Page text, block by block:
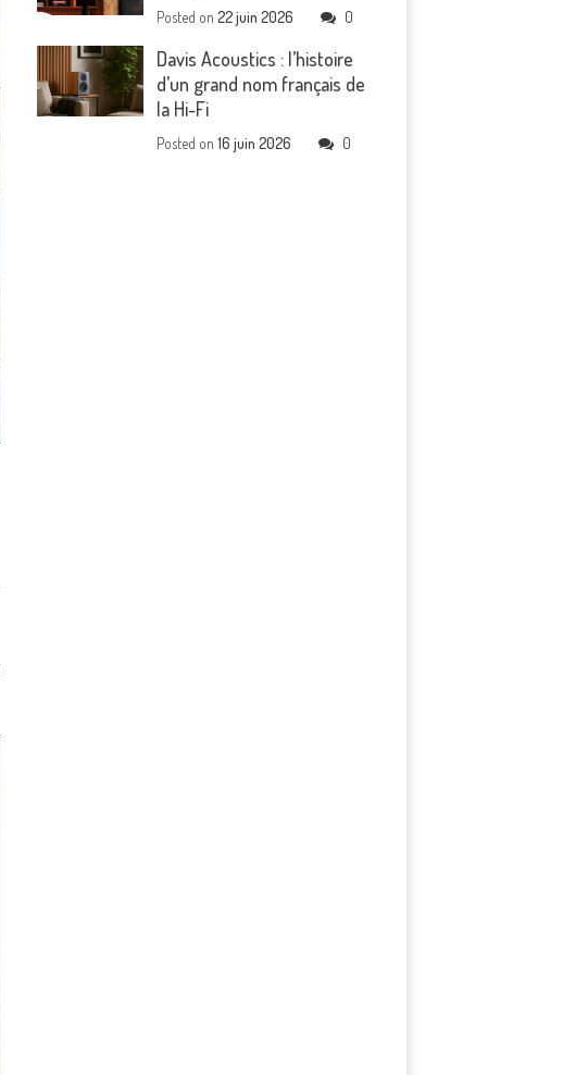
Posted on22 juin 2026 0
Davis Acoustics : l’histoire
d’un grand nom français de
la Hi-Fi
Posted on16 juin 2026 0